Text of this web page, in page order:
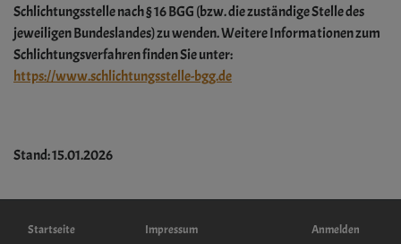
Schlichtungsstelle nach § 16 BGG (bzw. die zuständige Stelle des
jeweiligen Bundeslandes) zu wenden.Weitere Informationen zum
Schlichtungsverfahren finden Sie unter:
https://www.schlichtungsstelle-bgg.de
Stand: 15.01.2026
Hauptnavigation
Startseite Fußbereichsmenü
Impressum Benutzermenü
Anmelden